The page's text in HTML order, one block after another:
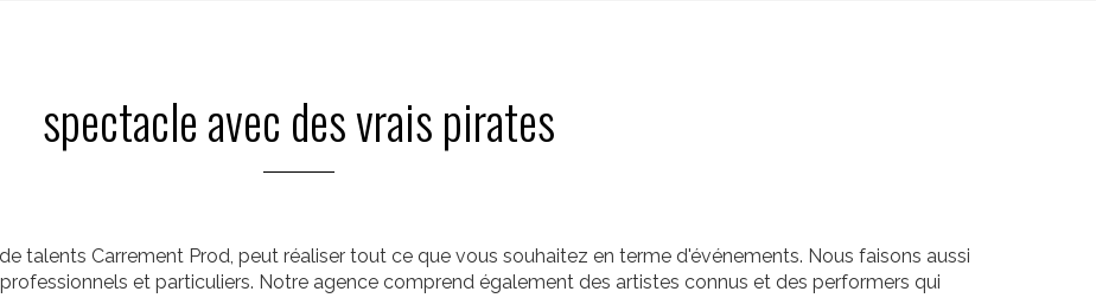
spectacle avec des vrais pirates
talents Carrement Prod, peut réaliser tout ce que vous souhaitez en terme d'événements. Nous faisons aussi
et particuliers. Notre agence comprend également des artistes connus et des performers qui